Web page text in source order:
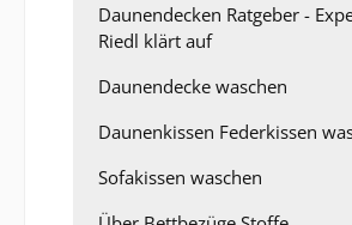
Daunendecken Ratgeber -
Riedl klärt auf
Daunendecke waschen
Daunenkissen Federkissen
Sofakissen waschen